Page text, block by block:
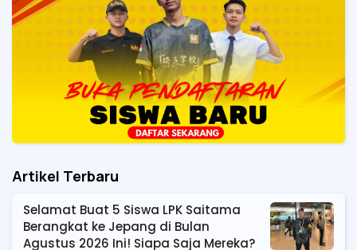
Artikel Terbaru
Selamat Buat 5 Siswa LPK Saitama
Berangkat ke Jepang di Bulan
Agustus 2026 Ini! Siapa Saja Mereka?